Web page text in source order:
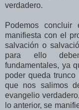
verdadero.
Podemos
manifiesta con el
salvación o
para ello
fundamentales, ya
poder queda
que nos salimos
evangelio
lo anterior, se